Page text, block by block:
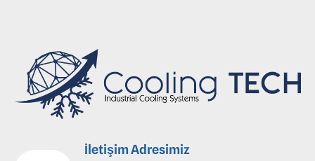
İletişim Adresimiz